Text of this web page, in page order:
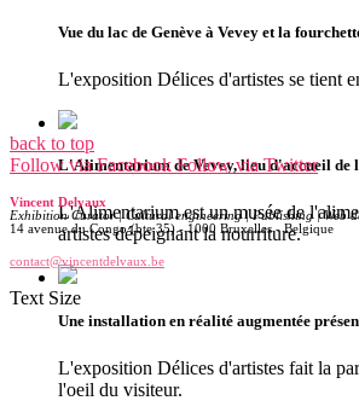
Vue du lac de Genève à Vevey et la
L'exposition Délices d'artistes se tient
L'Alimentarium de Vevey, lieu d'accueil de
L'Alimentarium est un musée de
artistes dépeignant la nourriture.
Une installation en réalité augmentée
L'exposition Délices d'artistes fait la
l'oeil du visiteur.
back to top
Follow via Facebook Follow via Twitter
Vincent Delvaux
Exhibition Curator | Cultural engineering | Publishing | Web
14 avenue du Congo (bte 35) - 1000 Bruxelles - Belgique
contact@vincentdelvaux.be
Text Size